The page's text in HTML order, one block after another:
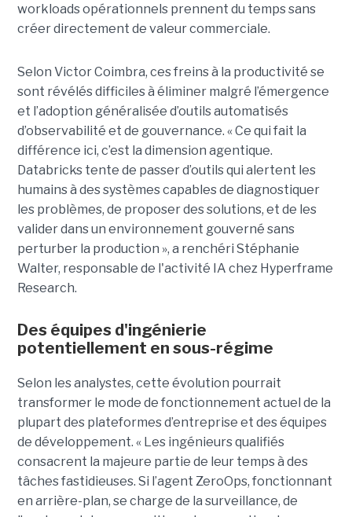
workloads opérationnels prennent du temps sans
créer directement de valeur commerciale.
Selon Victor Coimbra, ces freins à la productivité se
sont révélés difficiles à éliminer malgré l’émergence
et l’adoption généralisée d’outils automatisés
d’observabilité et de gouvernance. « Ce qui fait la
différence ici, c’est la dimension agentique.
Databricks tente de passer d’outils qui alertent les
humains à des systèmes capables de diagnostiquer
les problèmes, de proposer des solutions, et de les
valider dans un environnement gouverné sans
perturber la production », a renchéri Stéphanie
Walter, responsable de l'activité IA chez Hyperframe
Research.
Des équipes d'ingénierie
potentiellement en sous-régime
Selon les analystes, cette évolution pourrait
transformer le mode de fonctionnement actuel de la
plupart des plateformes d’entreprise et des équipes
de développement. « Les ingénieurs qualifiés
consacrent la majeure partie de leur temps à des
tâches fastidieuses. Si l’agent ZeroOps, fonctionnant
en arrière-plan, se charge de la surveillance, de